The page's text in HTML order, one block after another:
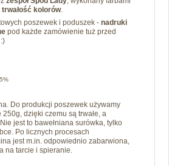
trwałość kolorów.
poszewek i poduszek - nadruki
pod każde zamówienie tuż przed
Do produkcji poszewek używamy
250g, dzięki czemu są trwałe, a
Nie jest to bawełniana surówka, tylko
Po licznych procesach
jest m.in. odpowiednio zabarwiona,
na tarcie i spieranie.